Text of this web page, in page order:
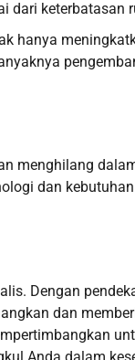
keterbatasan
hanya
menghilang
dan
Dengan
dan
Anda dalam